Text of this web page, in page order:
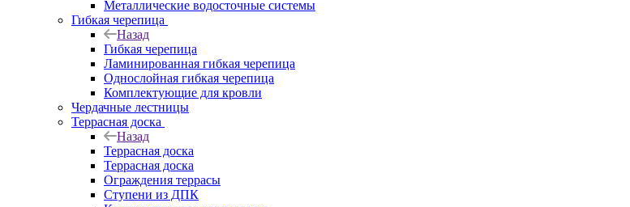
Металлические водосточные системы
Гибкая черепица
Назад
Гибкая черепица
Ламинированная гибкая черепица
Однослойная гибкая черепица
Комплектующие для кровли
Чердачные лестницы
Террасная доска
Назад
Террасная доска
Террасная доска
Ограждения террасы
Ступени из ДПК